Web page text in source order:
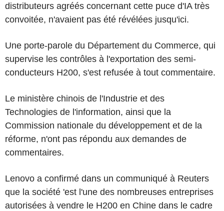
distributeurs agréés concernant cette puce d'IA très
convoitée, n'avaient pas été révélées jusqu'ici.
Une porte-parole du Département du Commerce, qui
supervise les contrôles à l'exportation des semi-
conducteurs H200, s'est refusée à tout commentaire.
Le ministère chinois de l'Industrie et des
Technologies de l'information, ainsi que la
Commission nationale du développement et de la
réforme, n'ont pas répondu aux demandes de
commentaires.
Lenovo a confirmé dans un communiqué à Reuters
que la société 'est l'une des nombreuses entreprises
autorisées à vendre le H200 en Chine dans le cadre